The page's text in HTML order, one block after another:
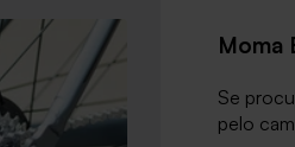
Moma
Se
pelo